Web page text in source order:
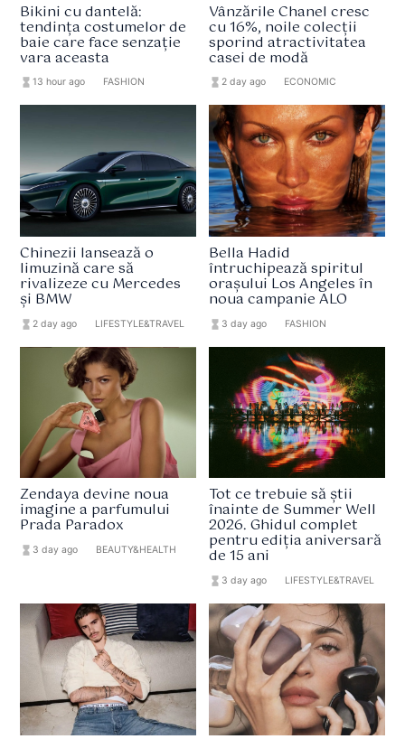
Bikini cu dantelă:
tendința costumelor de
baie care face senzație
vara aceasta
hourglass_full13 hour ago FASHION
Vânzările Chanel cresc
cu 16%, noile colecții
sporind atractivitatea
casei de modă
hourglass_full 2 day ago ECONOMIC
Chinezii lansează o
limuzină care să
rivalizeze cu Mercedes
și BMW
hourglass_full 2 day ago LIFESTYLE&TRAVEL
Bella Hadid
întruchipează spiritul
orașului Los Angeles în
noua campanie ALO
hourglass_full 3 day ago FASHION
Zendaya devine noua
imagine a parfumului
Prada Paradox
hourglass_full 3 day ago BEAUTY&HEALTH
Tot ce trebuie să știi
înainte de Summer Well
2026. Ghidul complet
pentru ediția aniversară
de 15 ani
hourglass_full 3 day ago LIFESTYLE&TRAVEL